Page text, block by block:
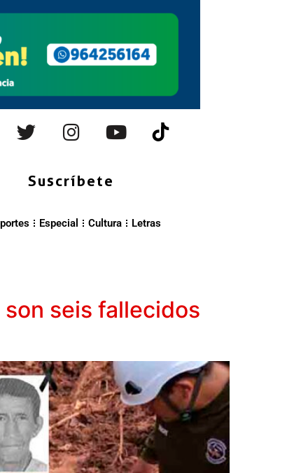
Suscríbete
Especial Cultura Letras
seis fallecidos